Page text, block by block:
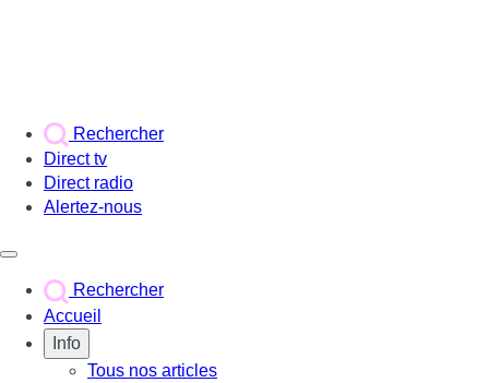
Rechercher
Direct tv
Direct radio
Alertez-nous
Rechercher
Accueil
Info
Tous nos articles